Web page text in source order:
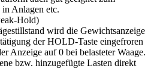
in Anlagen etc.
Hold)
wird die Gewichtsanzeige
der HOLD-Taste eingefroren
Anzeige auf 0 bei belasteter Waage.
bzw. hinzugefügte Lasten direkt